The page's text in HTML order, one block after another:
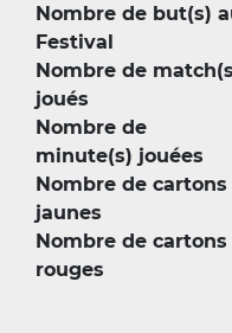
Nombre de but(s)
Festival
Nombre de
joués
Nombre de
minute(s) jouées
Nombre de cartons
jaunes
Nombre de cartons
rouges